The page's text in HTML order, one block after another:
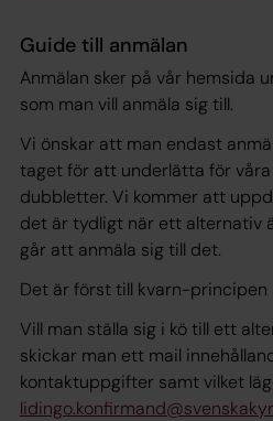
Guide till anmälan
Anmälan sker på vår hemsida
som man vill anmäla sig till.
Vi önskar att man endast
taget för att underlätta för
dubbletter. Vi kommer att
det är tydligt när ett alternativ
går att anmäla sig till det.
Det är först till kvarn-principen
Vill man ställa sig i kö till ett
skickar man ett mail
kontaktuppgifter samt vilket